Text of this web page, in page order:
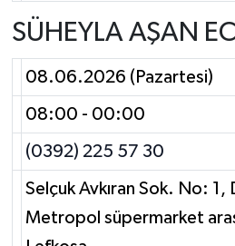
SÜHEYLA AŞAN
08.06.2026 (Pazartesi)
08:00 - 00:00
(0392) 225 57 30
Selçuk Avkıran Sok. No: 1,
Metropol süpermarket